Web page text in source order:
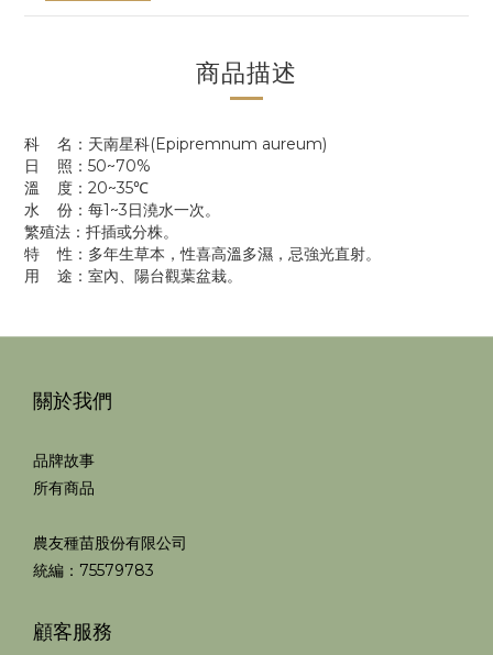
商品描述
科 名：天南星科(Epipremnum aureum)
日 照：50~70%
溫 度：20~35℃
水 份：每1~3日澆水一次。
繁殖法：扦插或分株。
特 性：多年生草本，性喜高溫多濕，忌強光直射。
用 途：室內、陽台觀葉盆栽。
關於我們
品牌故事
所有商品
農友種苗股份有限公司
統編：75579783
顧客服務